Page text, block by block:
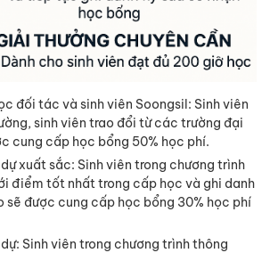
đối tác và sinh viên Soongsil: Sinh viên
sinh viên trao đổi từ các trường đại
cung cấp học bổng 50% học phí.
xuất sắc: Sinh viên trong chương trình
điểm tốt nhất trong cấp học và ghi danh
sẽ được cung cấp học bổng 30% học phí
Sinh viên trong chương trình thông